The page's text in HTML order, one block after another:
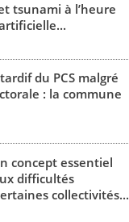
tsunami à l’heure
du PCS malgré
: la commune
concept essentiel
difficultés
collectivités...